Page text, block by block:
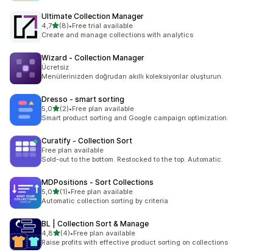
Ultimate Collection Manager
4,75 yıldız üzerinden
(8)
toplam 8 değerlendirme
•Free trial available
Create and manage collections with analytics
Wizard ‑ Collection Manager
Ücretsiz
Menülerinizden doğrudan akıllı koleksiyonlar oluşturun.
Dresso ‑ smart sorting
5,05 yıldız üzerinden
(2)
toplam 2 değerlendirme
•Free plan available
Smart product sorting and Google campaign optimization.
Curatify ‑ Collection Sort
Free plan available
Sold-out to the bottom. Restocked to the top. Automatic.
MDPositions ‑ Sort Collections
5,05 yıldız üzerinden
(1)
toplam 1 değerlendirme
•Free plan available
Automatic collection sorting by criteria
BL | Collection Sort & Manage
4,85 yıldız üzerinden
(4)
toplam 4 değerlendirme
•Free plan available
Raise profits with effective product sorting on collections